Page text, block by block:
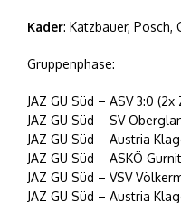
Kader: Katzbauer, Posch,
Gruppenphase:
JAZ GU Süd – ASV 3:0
JAZ GU Süd – SV
JAZ GU Süd – Austria
JAZ GU Süd – ASKÖ
JAZ GU Süd – VSV
JAZ GU Süd – Austria